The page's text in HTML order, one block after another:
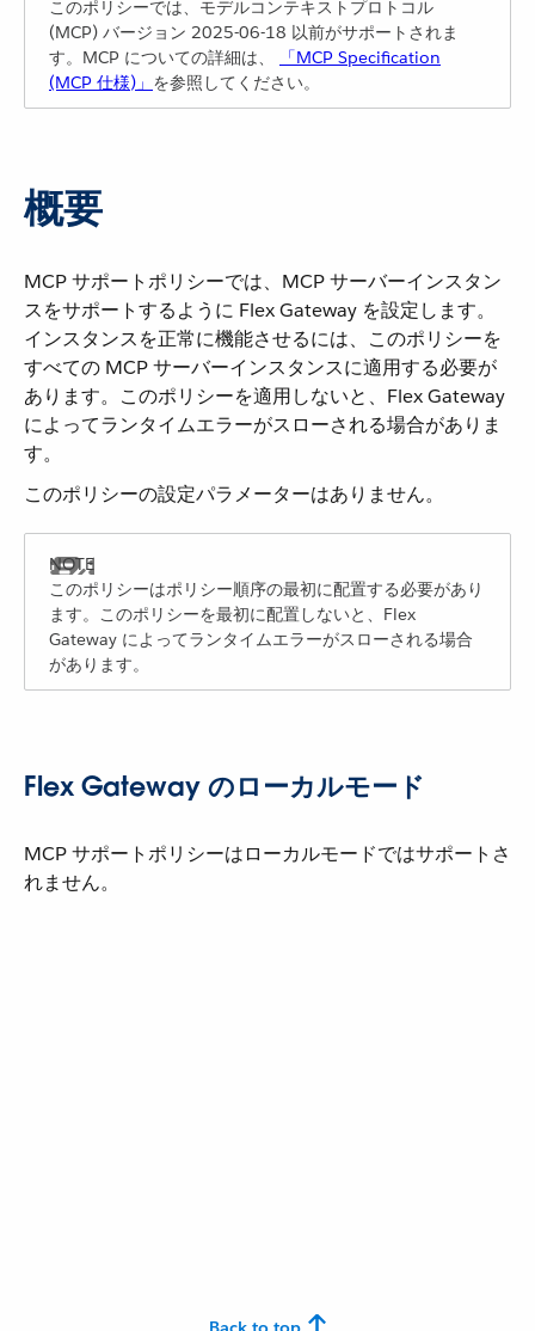
このポリシーでは、モデルコンテキストプロトコル
(MCP) バージョン 2025-06-18 以前がサポートされま
す。MCP についての詳細は、
「MCP Specification
(MCP 仕様)」 ​を参照してください。
概要
MCP サポートポリシーでは、MCP サーバーインスタン
スをサポートするように Flex Gateway を設定します。
インスタンスを正常に機能させるには、このポリシーを
すべての MCP サーバーインスタンスに適用する必要が
あります。このポリシーを適用しないと、Flex Gateway
によってランタイムエラーがスローされる場合がありま
す。
このポリシーの設定パラメーターはありません。
このポリシーはポリシー順序の最初に配置する必要があり
ます。このポリシーを最初に配置しないと、Flex
Gateway によってランタイムエラーがスローされる場合
があります。
Flex Gateway のローカルモード
MCP サポートポリシーはローカルモードではサポートさ
れません。